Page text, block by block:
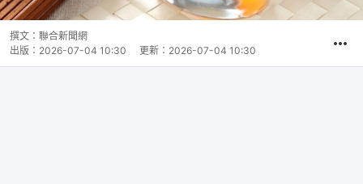
撰文： 聯合新聞網
出版： 2026-07-04 10:30 更新： 2026-07-04 10:30